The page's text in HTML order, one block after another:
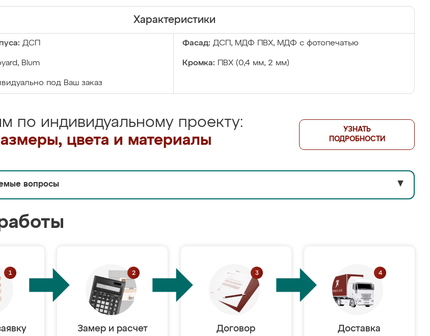
Характеристики
ДСП Фасад: ДСП, МДФ ПВХ, МДФ с фотопечатью
Blum Кромка: ПВХ (0,4 мм, 2 мм)
под Ваш заказ
по индивидуальному проекту:
цвета и материалы
УЗНАТЬ
ПОДРОБНОСТИ
вопросы ▼
Замер и расчет
Договор
Доставка